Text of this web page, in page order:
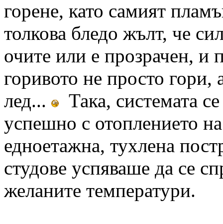
горене, като самият
толкова бледо жълт, че
очите или е прозрачен, и
горивото не просто гори,
лед...
Така, системата
успешно с отоплението
едноетажна, тухлена
студове успяваше да се
желаните температури.